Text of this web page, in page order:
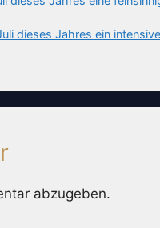
dieses Jahres ein
abzugeben.